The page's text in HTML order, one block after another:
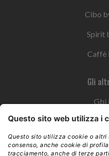
Cibo
Spirit
Caffè
Gli
Gbi